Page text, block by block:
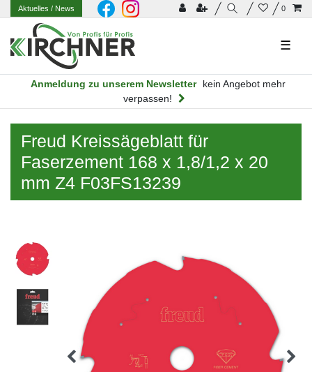
0
Aktuelles/ News
☰
Anmeldung zu unserem Newsletter
kein Angebot mehr
verpassen!
Freud Kreissägeblatt für
Faserzement 168 x 1,8/1,2 x 20
mm Z4 F03FS13239